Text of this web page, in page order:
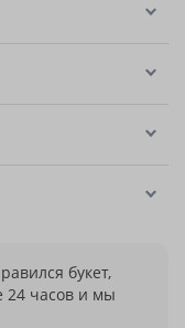
букет,
24 часов и мы